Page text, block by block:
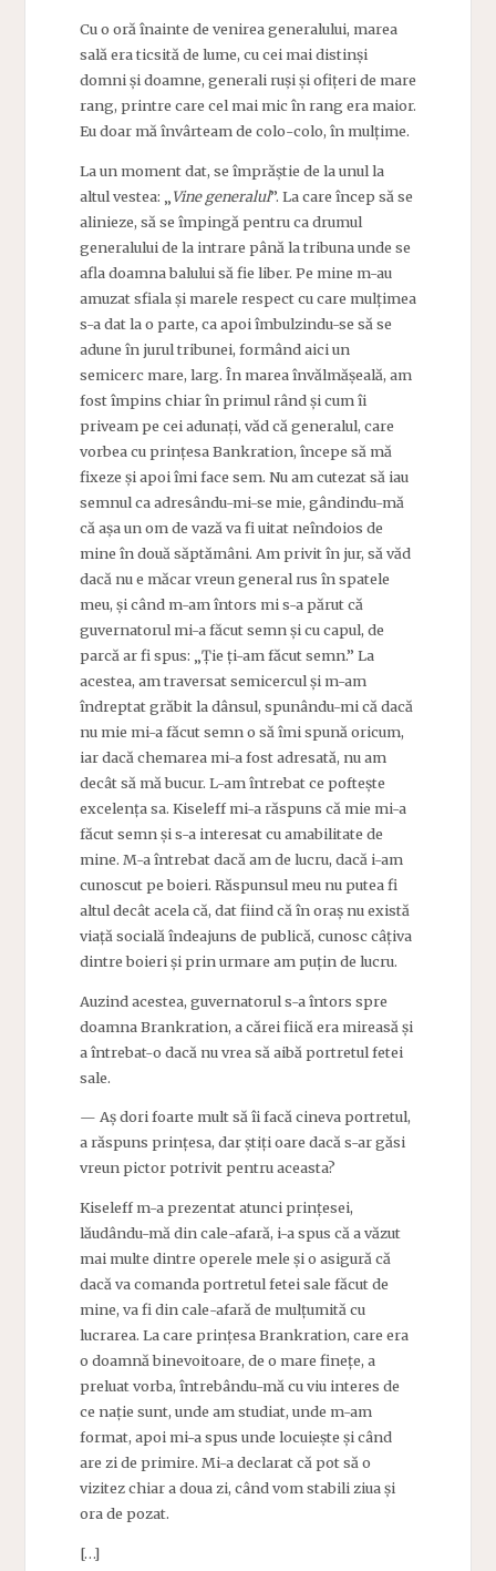
Cu o oră înainte de venirea generalului, marea
sală era ticsită de lume, cu cei mai distinși
domni și doamne, generali ruși și ofițeri de mare
rang, printre care cel mai mic în rang era maior.
Eu doar mă învârteam de colo-colo, în mulțime.
La un moment dat, se împrăștie de la unul la
altul vestea: „
Vine generalul”. La care încep să se
alinieze, să se împingă pentru ca drumul
generalului de la intrare până la tribuna unde se
afla doamna balului să fie liber. Pe mine m-au
amuzat sfiala și marele respect cu care mulțimea
s-a dat la o parte, ca apoi îmbulzindu-se să se
adune în jurul tribunei, formând aici un
semicerc mare, larg. În marea învălmășeală, am
fost împins chiar în primul rând și cum îi
priveam pe cei adunați, văd că generalul, care
vorbea cu prințesa Bankration, începe să mă
fixeze și apoi îmi face sem. Nu am cutezat să iau
semnul ca adresându-mi-se mie, gândindu-mă
că așa un om de vază va fi uitat neîndoios de
mine în două săptămâni. Am privit în jur, să văd
dacă nu e măcar vreun general rus în spatele
meu, și când m-am întors mi s-a părut că
guvernatorul mi-a făcut semn și cu capul, de
parcă ar fi spus: „Ție ți-am făcut semn.” La
acestea, am traversat semicercul și m-am
îndreptat grăbit la dânsul, spunându-mi că dacă
nu mie mi-a făcut semn o să îmi spună oricum,
iar dacă chemarea mi-a fost adresată, nu am
decât să mă bucur. L-am întrebat ce poftește
excelența sa. Kiseleff mi-a răspuns că mie mi-a
făcut semn și s-a interesat cu amabilitate de
mine. M-a întrebat dacă am de lucru, dacă i-am
cunoscut pe boieri. Răspunsul meu nu putea fi
altul decât acela că, dat fiind că în oraș nu există
viață socială îndeajuns de publică, cunosc câțiva
dintre boieri și prin urmare am puțin de lucru.
Auzind acestea, guvernatorul s-a întors spre
doamna Brankration, a cărei fiică era mireasă și
a întrebat-o dacă nu vrea să aibă portretul fetei
sale.
— Aș dori foarte mult să îi facă cineva portretul,
a răspuns prințesa, dar știți oare dacă s-ar găsi
vreun pictor potrivit pentru aceasta?
Kiseleff m-a prezentat atunci prințesei,
lăudându-mă din cale-afară, i-a spus că a văzut
mai multe dintre operele mele și o asigură că
dacă va comanda portretul fetei sale făcut de
mine, va fi din cale-afară de mulțumită cu
lucrarea. La care prințesa Brankration, care era
o doamnă binevoitoare, de o mare finețe, a
preluat vorba, întrebându-mă cu viu interes de
ce nație sunt, unde am studiat, unde m-am
format, apoi mi-a spus unde locuiește și când
are zi de primire. Mi-a declarat că pot să o
vizitez chiar a doua zi, când vom stabili ziua și
ora de pozat.
[…]